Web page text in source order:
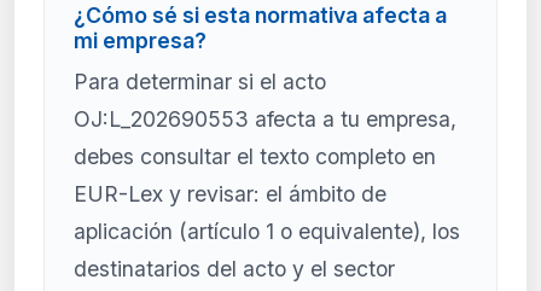
¿Cómo sé si esta normativa afecta a
mi empresa?
Para determinar si el acto
OJ:L_202690553 afecta a tu empresa,
debes consultar el texto completo en
EUR-Lex y revisar: el ámbito de
aplicación (artículo 1 o equivalente), los
destinatarios del acto y el sector